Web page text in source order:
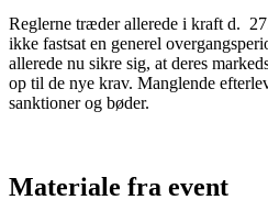
Reglerne træder allerede i kraft d.
ikke fastsat en generel
allerede nu sikre sig, at deres
op til de nye krav. Manglende
sanktioner og bøder.
Materiale fra event